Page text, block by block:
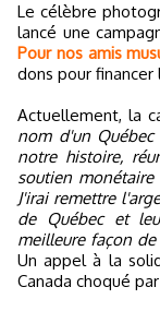
Le célèbre photographe québecois Alexandre Champagne a
lancé une
Pour nos amis
dons pour
Actuellement, la
nom d'un
notre histoire,
soutien
J'irai remettre
de Québec et
meilleure façon
Un appel à la
Canada choqué